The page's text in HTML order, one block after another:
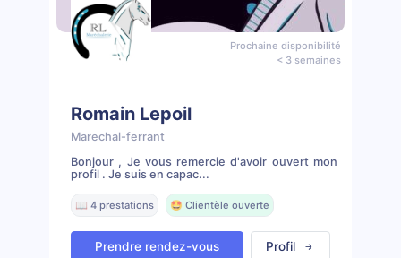
Prochaine disponibilité
< 3 semaines
Romain Lepoil
Marechal-ferrant
Bonjour , Je vous remercie d'avoir ouvert mon
profil . Je suis en capac...
📖 4 prestations 🤩 Clientèle ouverte
Prendre rendez-vous Profil